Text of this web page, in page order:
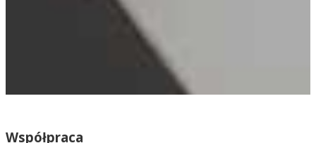
Współpraca